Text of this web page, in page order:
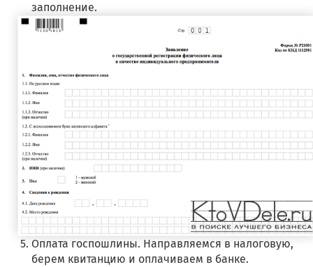
заполнение.
Оплата госпошлины. Направляемся в налоговую,
берем квитанцию и оплачиваем в банке.